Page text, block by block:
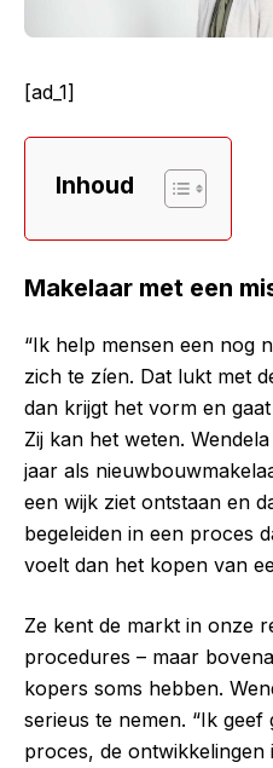
[ad_1]
Inhoud
Makelaar met een
“Ik help mensen een nog
zich te zíen. Dat lukt met
dan krijgt het vorm en
Zij kan het weten.
jaar als
een wijk ziet ontstaan en
begeleiden in een proces
voelt dan het kopen van
Ze kent de markt in onze
procedures – maar
kopers soms hebben.
serieus te nemen. “Ik
proces, de